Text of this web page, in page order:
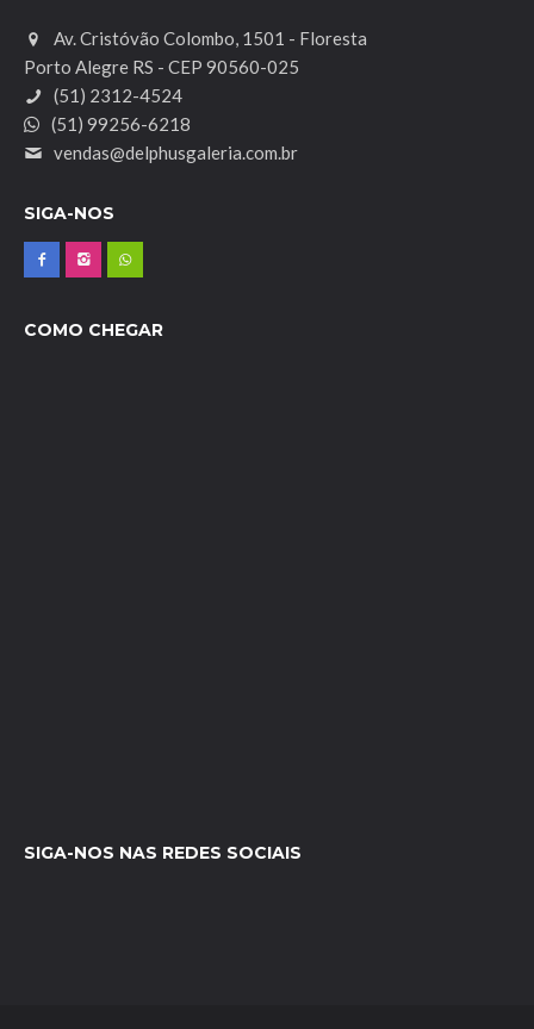
Av. Cristóvão Colombo, 1501 - Floresta
Porto Alegre RS - CEP 90560-025
(51) 2312-4524
(51) 99256-6218
vendas@delphusgaleria.com.br
SIGA-NOS
COMO CHEGAR
SIGA-NOS NAS REDES SOCIAIS